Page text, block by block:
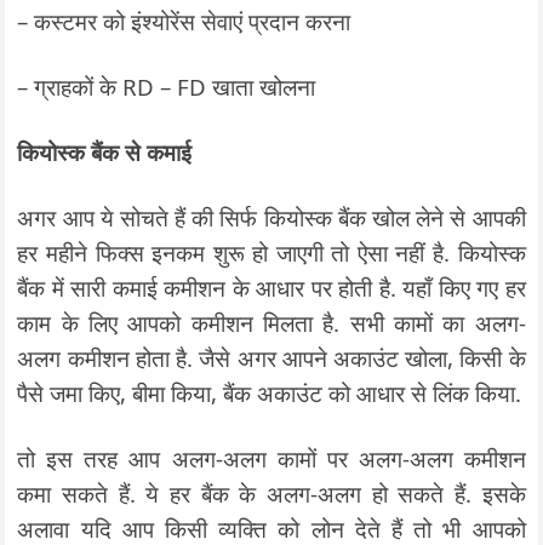
– कस्टमर को इंश्योरेंस सेवाएं प्रदान करना
– ग्राहकों के RD – FD खाता खोलना
कियोस्क बैंक से कमाई
अगर आप ये सोचते हैं की सिर्फ कियोस्क बैंक खोल लेने से आपकी
हर महीने फिक्स इनकम शुरू हो जाएगी तो ऐसा नहीं है. कियोस्क
बैंक में सारी कमाई कमीशन के आधार पर होती है. यहाँ किए गए हर
काम के लिए आपको कमीशन मिलता है. सभी कामों का अलग-
अलग कमीशन होता है. जैसे अगर आपने अकाउंट खोला, किसी के
पैसे जमा किए, बीमा किया, बैंक अकाउंट को आधार से लिंक किया.
तो इस तरह आप अलग-अलग कामों पर अलग-अलग कमीशन
कमा सकते हैं. ये हर बैंक के अलग-अलग हो सकते हैं. इसके
अलावा यदि आप किसी व्यक्ति को लोन देते हैं तो भी आपको